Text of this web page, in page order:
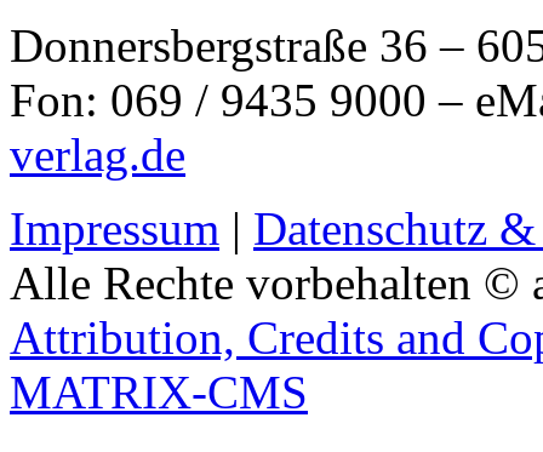
Donnersbergstraße 36 –
Fon: 069 / 9435 9000 –
verlag.de
Impressum | Datenschutz
Alle Rechte vorbehalten ©
Attribution, Credits and
MATRIX-CMS